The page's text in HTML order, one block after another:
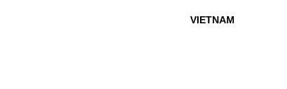
VIETNAM